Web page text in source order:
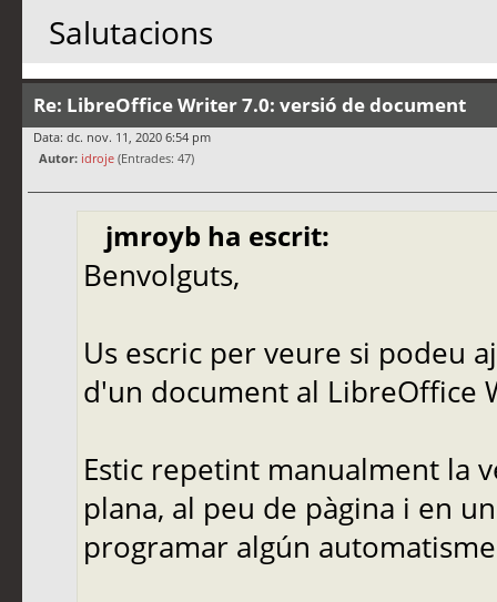
Salutacions
Re: LibreOffice Writer 7.0: versió de document
Data: dc. nov. 11, 2020 6:54 pm
Autor: idroje (Entrades: 47)
jmroyb ha escrit:
Benvolguts,
Us escric per veure si podeu
d'un document al LibreOffice
Estic repetint manualment la
plana, al peu de pàgina i en
programar algún